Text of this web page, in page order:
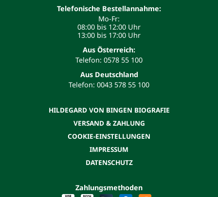
Telefonische Bestellannahme:
Mo-Fr:
08:00 bis 12:00 Uhr
13:00 bis 17:00 Uhr
Aus Österreich:
Telefon: 0578 55 100
Aus Deutschland
Telefon: 0043 578 55 100
HILDEGARD VON BINGEN BIOGRAFIE
VERSAND & ZAHLUNG
COOKIE-EINSTELLUNGEN
IMPRESSUM
DATENSCHUTZ
Zahlungsmethoden